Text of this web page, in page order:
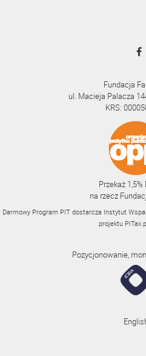
Fundacja
ul. Macieja Palacza
KRS:
Przekaż
na rzecz
Darmowy Program PIT dostarcza Instytut
projektu
Pozycjonowanie,